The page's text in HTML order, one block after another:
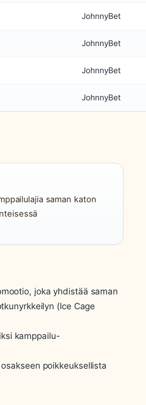
JohnnyBet
JohnnyBet
JohnnyBet
JohnnyBet
saman katon
joka yhdistää saman
(Ice Cage
kamppailu-
poikkeuksellista